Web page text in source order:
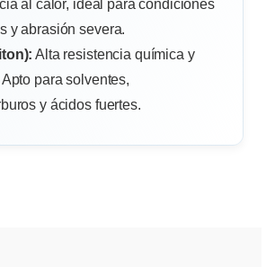
al calor, ideal para condiciones
y abrasión severa.
Alta resistencia química y
para solventes,
y ácidos fuertes.